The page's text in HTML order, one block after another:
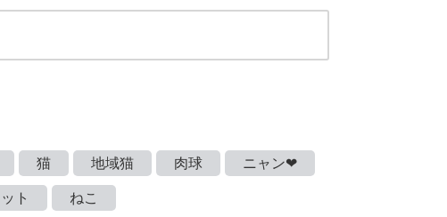
猫 地域猫 肉球 ニャン❤
ト ねこ